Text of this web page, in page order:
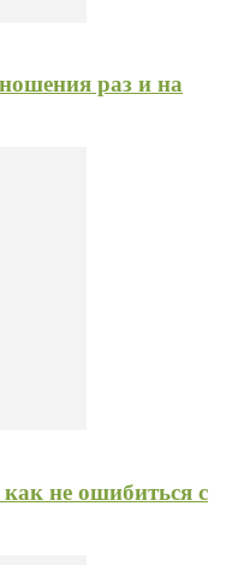
раз и на
не ошибиться с